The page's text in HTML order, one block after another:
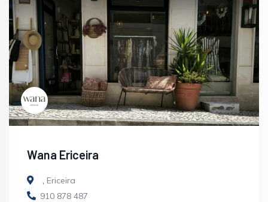
Wana Ericeira
, Ericeira
910 878 487